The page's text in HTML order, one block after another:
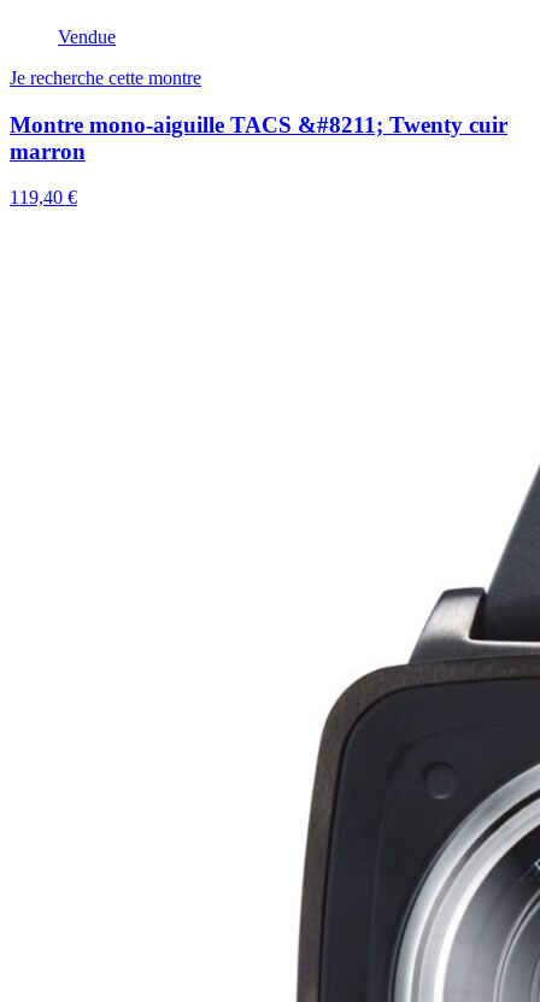
Vendue
Je recherche cette montre
Montre mono-aiguille TACS &#8211; Twenty cuir
marron
119,40 €